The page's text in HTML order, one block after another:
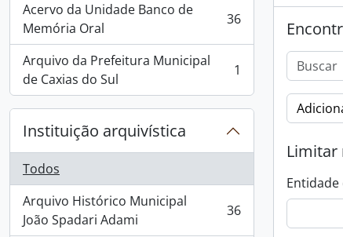
Acervo da Unidade Banco de
Memória Oral
, 36 resultados 36
Arquivo da Prefeitura Municipal
de Caxias do Sul
, 1 resultados 1
Instituição arquivística
Todos
Arquivo Histórico Municipal
João Spadari Adami
, 36 resultados 36
Limitar